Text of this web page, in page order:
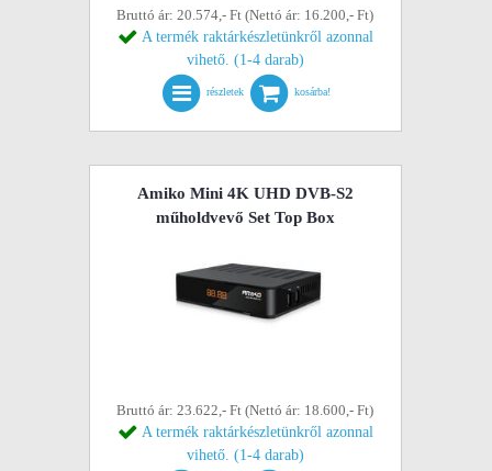
Bruttó ár: 20.574,- Ft (Nettó ár: 16.200,- Ft)
A termék raktárkészletünkről azonnal
vihető. (1-4 darab)
részletek kosárba!
Amiko Mini 4K UHD DVB-S2
műholdvevő Set Top Box
Bruttó ár: 23.622,- Ft (Nettó ár: 18.600,- Ft)
A termék raktárkészletünkről azonnal
vihető. (1-4 darab)